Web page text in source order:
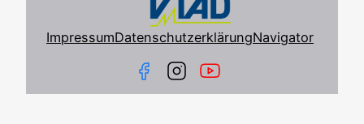
ImpressumDatenschutzerklärungNavigator